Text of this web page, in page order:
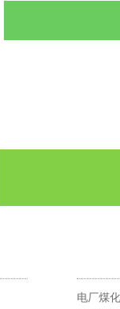
电厂煤